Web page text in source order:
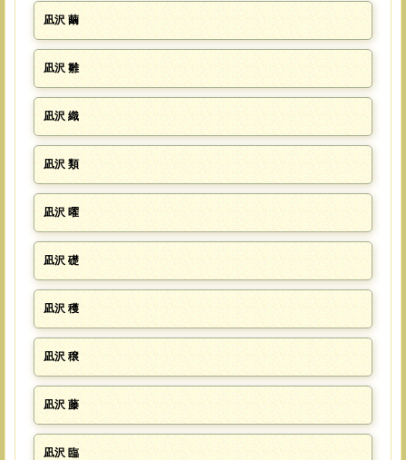
凪沢 繭
凪沢 雛
凪沢 織
凪沢 類
凪沢 曜
凪沢 礎
凪沢 穫
凪沢 穣
凪沢 藤
凪沢 臨